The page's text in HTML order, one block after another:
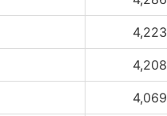
4,223
4,208
4,069